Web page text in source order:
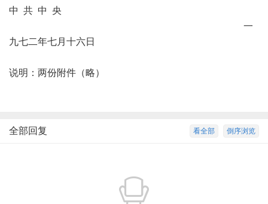
中 共 中 央
一
九七二年七月十六日
说明：两份附件（略）
倒序浏览
看全部
全部回复